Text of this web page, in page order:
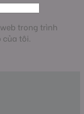
trong trình
tôi.